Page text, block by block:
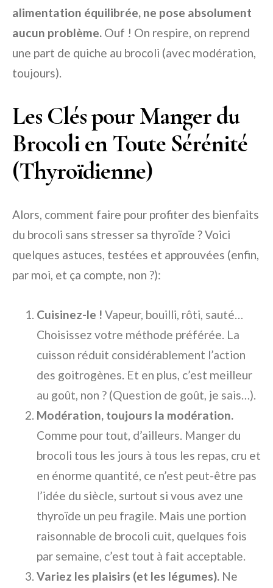
alimentation équilibrée, ne pose absolument
aucun problème. Ouf ! On respire, on reprend
une part de quiche au brocoli (avec modération,
toujours).
Les Clés pour Manger du
Brocoli en Toute Sérénité
(Thyroïdienne)
Alors, comment faire pour profiter des bienfaits
du brocoli sans stresser sa thyroïde ? Voici
quelques astuces, testées et approuvées (enfin,
par moi, et ça compte, non ?):
Cuisinez-le ! Vapeur, bouilli, rôti, sauté…
Choisissez votre méthode préférée. La
cuisson réduit considérablement l’action
des goitrogènes. Et en plus, c’est meilleur
au goût, non ? (Question de goût, je sais…).
Modération, toujours la modération.
Comme pour tout, d’ailleurs. Manger du
brocoli tous les jours à tous les repas, cru et
en énorme quantité, ce n’est peut-être pas
l’idée du siècle, surtout si vous avez une
thyroïde un peu fragile. Mais une portion
raisonnable de brocoli cuit, quelques fois
par semaine, c’est tout à fait acceptable.
Variez les plaisirs (et les légumes). Ne